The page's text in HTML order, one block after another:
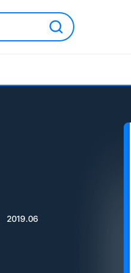
2019.06